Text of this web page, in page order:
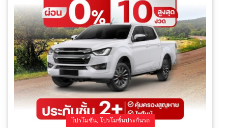
โปรโมชัน, โปรโมชั่นประกันรถ